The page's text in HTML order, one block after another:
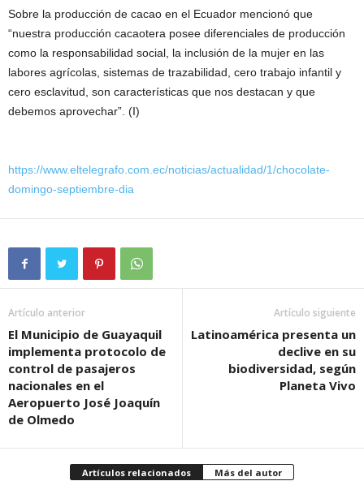
Sobre la producción de cacao en el Ecuador mencionó que
“nuestra producción cacaotera posee diferenciales de producción
como la responsabilidad social, la inclusión de la mujer en las
labores agrícolas, sistemas de trazabilidad, cero trabajo infantil y
cero esclavitud, son características que nos destacan y que
debemos aprovechar”. (I)
https://www.eltelegrafo.com.ec/noticias/actualidad/1/chocolate-
domingo-septiembre-dia
Artículo anterior
El Municipio de Guayaquil
implementa protocolo de
control de pasajeros
nacionales en el
Aeropuerto José Joaquín
de Olmedo
Artículo siguiente
Latinoamérica presenta un
declive en su
biodiversidad, según
Planeta Vivo
Artículos relacionados Más del autor